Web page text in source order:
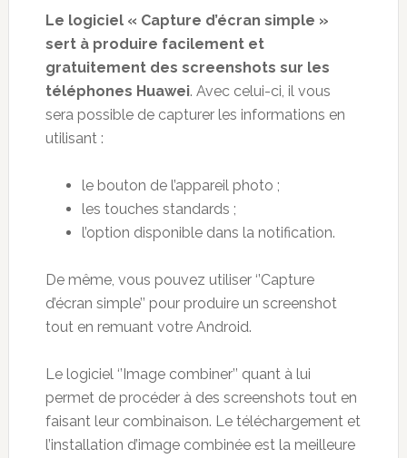
Le logiciel « Capture d’écran simple »
sert à produire facilement et
gratuitement des screenshots sur les
téléphones Huawei. Avec celui-ci, il vous
sera possible de capturer les informations en
utilisant :
le bouton de l’appareil photo ;
les touches standards ;
l’option disponible dans la notification.
De même, vous pouvez utiliser ‘’Capture
d’écran simple’’ pour produire un screenshot
tout en remuant votre Android.
Le logiciel ‘’Image combiner’’ quant à lui
permet de procéder à des screenshots tout en
faisant leur combinaison. Le téléchargement et
l’installation d’image combinée est la meilleure